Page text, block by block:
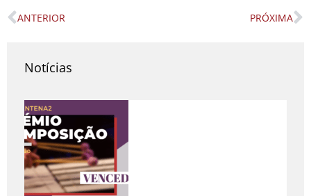
Prev
ANTERIOR PRÓXIMA
Notícias